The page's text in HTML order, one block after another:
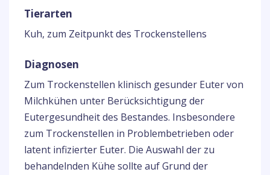
Tierarten
Kuh, zum Zeitpunkt des Trockenstellens
Diagnosen
Zum Trockenstellen klinisch gesunder Euter von
Milchkühen unter Berücksichtigung der
Eutergesundheit des Bestandes. Insbesondere
zum Trockenstellen in Problembetrieben oder
latent infizierter Euter. Die Auswahl der zu
behandelnden Kühe sollte auf Grund der